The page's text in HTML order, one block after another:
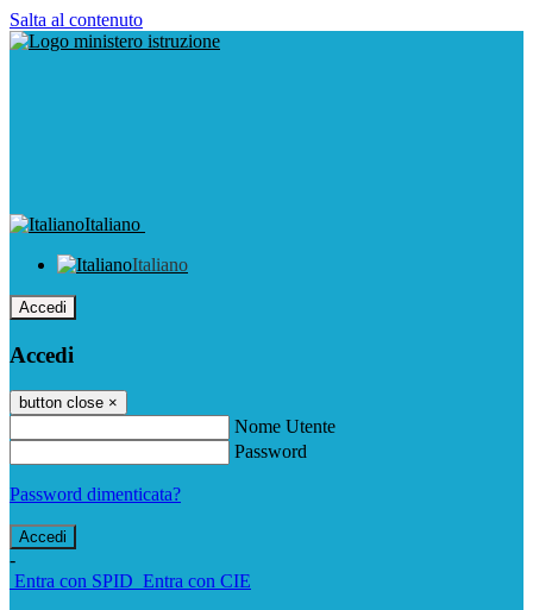
Salta al contenuto
Italiano
Italiano
Accedi
Accedi
button close ×
Nome Utente
Password
Password dimenticata?
-
Entra con SPID Entra con CIE